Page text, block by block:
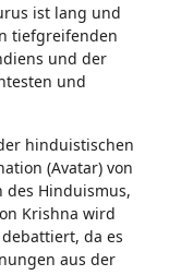
ist lang und
tiefgreifenden
und der
und
hinduistischen
(Avatar) von
Hinduismus,
Krishna wird
da es
aus der